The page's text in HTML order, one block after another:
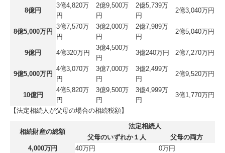
8億円
3億4,820万
円
2億9,500万
円
2億5,739万
円
2億3,040万円
8億5,000万円
3億7,570万
円
3億2,000万
円
2億7,989万
円
2億5,040万円
9億円 4億320万円
3億4,500万
円
3億240万円 2億7,270万円
9億5,000万円
4億3,070万
円
3億7,000万
円
3億2,499万
円
2億9,520万円
10億円
4億5,820万
円
3億9,500万
円
3億4,999万
円
3億1,770万円
【法定相続人が父母の場合の相続税額】
相続財産の総額
法定相続人
父母のいずれか１人
父母の両方
4,000万円
40万円
0万円